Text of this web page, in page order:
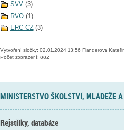
SVV (3)
RVO (1)
ERC-CZ (3)
Vytvoření složky: 02.01.2024 13:56 Flanderová
Počet zobrazení: 882
MINISTERSTVO ŠKOLSTVÍ, MLÁDEŽE
Rejstříky, databáze